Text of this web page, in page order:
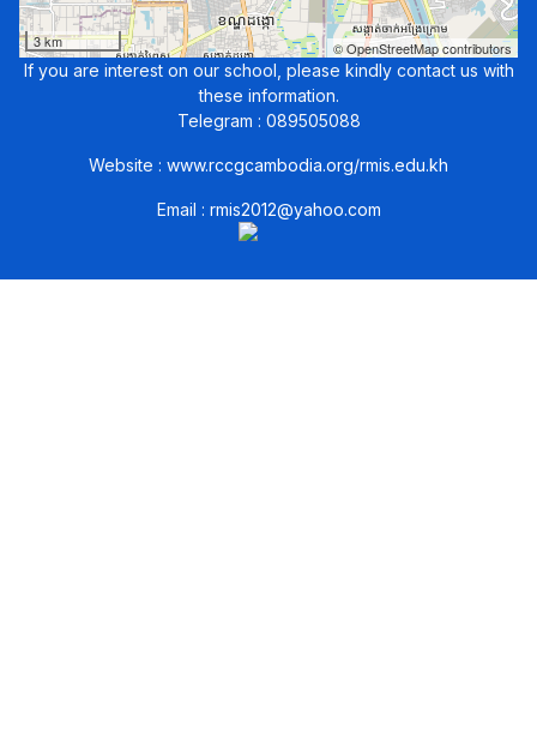
3 km © OpenStreetMap contributors
If you are interest on our school, please kindly contact us with
these information.
Telegram : 089505088
Website : www.rccgcambodia.org/rmis.edu.kh
Email : rmis2012@yahoo.com